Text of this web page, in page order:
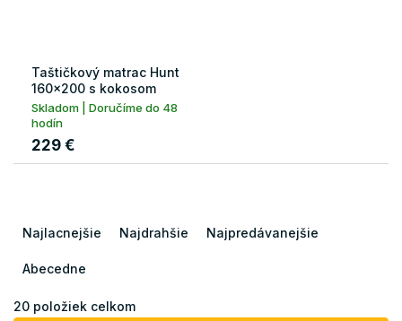
Taštičkový matrac Hunt
160x200 s kokosom
Skladom | Doručíme do 48
hodín
229 €
e
i
Najlacnejšie Najdrahšie Najpredávanejšie
Abecedne
20 položiek celkom